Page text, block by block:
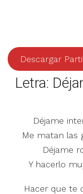
Descargar
Letra:
Déjame
Me matan las
Déjame
Y hacerlo
Hacer que te